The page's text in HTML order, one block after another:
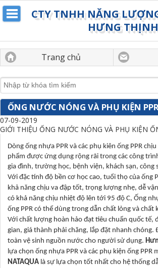
CTY TNHH NĂNG
HƯNG THỊNH
Trang chủ
ỐNG NƯỚC NÓNG VÀ PHỤ KIỆN
07-09-2019
GIỚI THIỆU ỐNG NƯỚC NÓNG VÀ PHỤ KIỆN
Dòng ống nhựa PPR và các phụ kiên ống PPR
phẩm được ứng dụng rộng rãi trong các công
gia đình, trường học, bệnh viện, khách sạn, công
Với đặc tính độ bền cơ học cao, tuổi thọ của ống
khả năng chịu va đập tốt, trọng lượng nhẹ, dễ
có khả năng chịu nhiệt độ lên tới 95 độ C, Ống
ống PPR có thể dùng trong dẫn chất lỏng và chất
Với chất lượng hoàn hảo đạt tiêu chuẩn quốc tế,
gian, giá thành phải chăng, lắp đặt nhanh chóng.
toàn vệ sinh nguồn nước cho người sử dụng.
lựa chọn ống nhựa PPR và các phụ kiện ống PPR
NATAQUA là sự lựa chọn tốt nhất cho hệ thống